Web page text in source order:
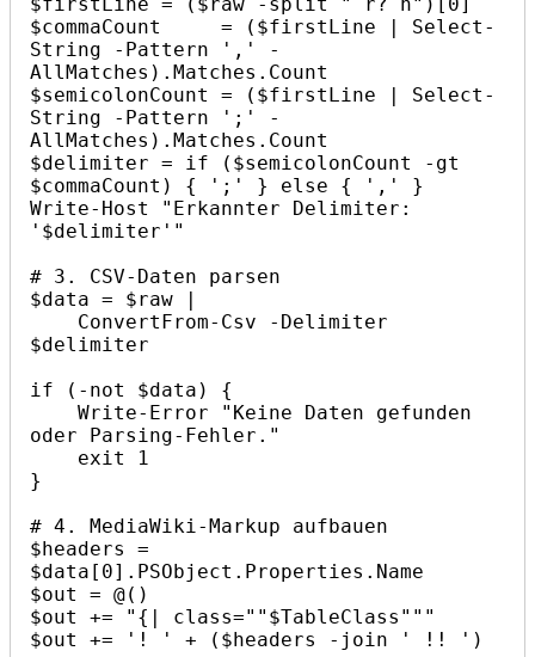
$firstLine = ($raw -split "`r?`n")[0]
$commaCount     = ($firstLine | Select-
String -Pattern ',' -
AllMatches).Matches.Count
$semicolonCount = ($firstLine | Select-
String -Pattern ';' -
AllMatches).Matches.Count
$delimiter = if ($semicolonCount -gt
$commaCount) { ';' } else { ',' }
Write-Host "Erkannter Delimiter:
'$delimiter'"
# 3. CSV-Daten parsen
$data = $raw |
$delimiter
if (-not $data) {
oder Parsing-Fehler."
}
# 4. MediaWiki-Markup aufbauen
$headers =
$data[0].PSObject.Properties.Name
$out = @()
$out += "{| class=""$TableClass"""
$out += '! ' + ($headers -join ' !! ')